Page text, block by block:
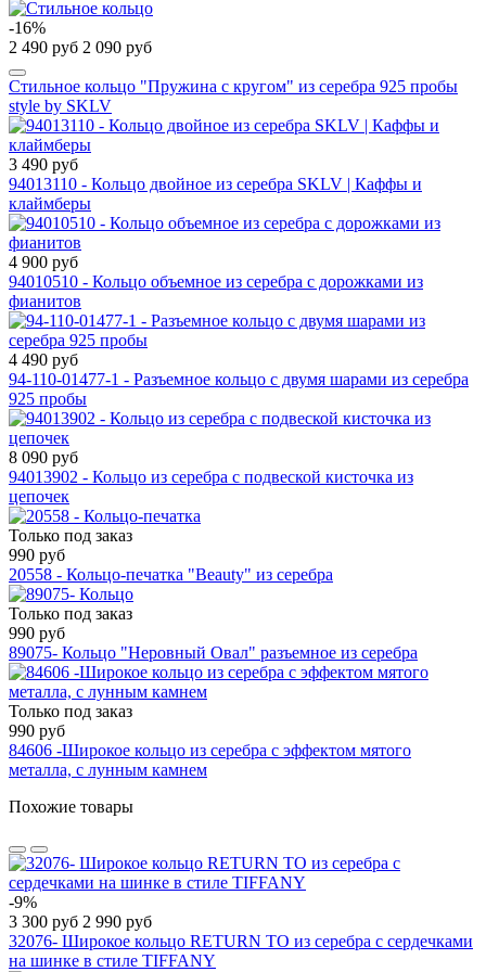
-16%
2 490 руб 2 090 руб
Стильное кольцо "Пружина с кругом" из серебра 925 пробы
style by SKLV
3 490 руб
94013110 - Кольцо двойное из серебра SKLV | Каффы и
клаймберы
4 900 руб
94010510 - Кольцо объемное из серебра с дорожками из
фианитов
4 490 руб
94-110-01477-1 - Разъемное кольцо с двумя шарами из серебра
925 пробы
8 090 руб
94013902 - Кольцо из серебра с подвеской кисточка из
цепочек
Только под заказ
990 руб
20558 - Кольцо-печатка "Beauty" из серебра
Только под заказ
990 руб
89075- Кольцо "Неровный Овал" разъемное из серебра
Только под заказ
990 руб
84606 -Широкое кольцо из серебра с эффектом мятого
металла, с лунным камнем
Похожие товары
-9%
3 300 руб 2 990 руб
32076- Широкое кольцо RETURN TO из серебра с сердечками
на шинке в стиле TIFFANY